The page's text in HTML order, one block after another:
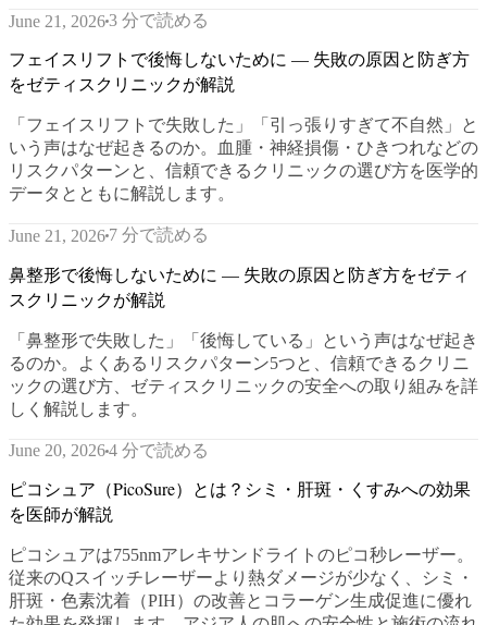
June 21, 20263 分で読める
フェイスリフトで後悔しないために — 失敗の原因と防ぎ方
をゼティスクリニックが解説
「フェイスリフトで失敗した」「引っ張りすぎて不自然」と
いう声はなぜ起きるのか。血腫・神経損傷・ひきつれなどの
リスクパターンと、信頼できるクリニックの選び方を医学的
データとともに解説します。
June 21, 2026 7 分で読める
鼻整形で後悔しないために — 失敗の原因と防ぎ方をゼティ
スクリニックが解説
「鼻整形で失敗した」「後悔している」という声はなぜ起き
るのか。よくあるリスクパターン5つと、信頼できるクリニ
ックの選び方、ゼティスクリニックの安全への取り組みを詳
しく解説します。
June 20, 20264 分で読める
ピコシュア（PicoSure）とは？シミ・肝斑・くすみへの効果
を医師が解説
ピコシュアは755nmアレキサンドライトのピコ秒レーザー。
従来のQスイッチレーザーより熱ダメージが少なく、シミ・
肝斑・色素沈着（PIH）の改善とコラーゲン生成促進に優れ